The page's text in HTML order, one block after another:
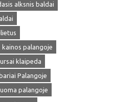
alksnis baldai
kainos palangoje
klaipeda
Palangoje
palangoje